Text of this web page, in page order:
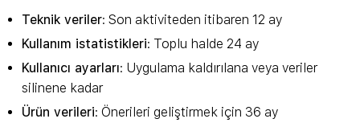
Teknik veriler: Son aktiviteden itibaren 12 ay
Kullanım istatistikleri: Toplu halde 24 ay
Kullanıcı ayarları: Uygulama kaldırılana veya veriler
silinene kadar
Ürün verileri: Önerileri geliştirmek için 36 ay